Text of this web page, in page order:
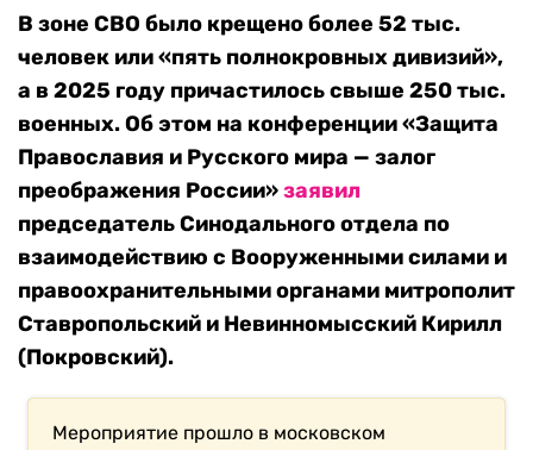
В зоне СВО было крещено более 52 тыс.
человек или «пять полнокровных дивизий»,
а в 2025 году причастилось свыше 250 тыс.
военных. Об этом на конференции «Защита
Православия и Русского мира — залог
преображения России»заявил
председатель Синодального отдела по
взаимодействию с Вооруженными силами и
правоохранительными органами митрополит
Ставропольский и Невинномысский Кирилл
(Покровский).
Мероприятие прошло в московском